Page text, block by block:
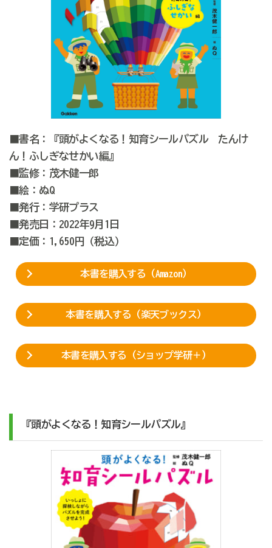
■書名：『頭がよくなる！知育シールパズル たんけ
ん！ふしぎなせかい編』
■監修：茂木健一郎
■絵：ぬQ
■発行：学研プラス
■発売日：2022年9月1日
■定価：1,650円（税込）
本書を購入する（Amazon）
本書を購入する（楽天ブックス）
本書を購入する（ショップ学研＋）
『頭がよくなる！知育シールパズル』